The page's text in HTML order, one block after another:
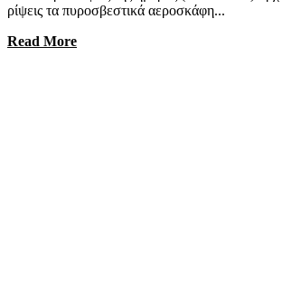
ρίψεις τα πυροσβεστικά αεροσκάφη...
Read More